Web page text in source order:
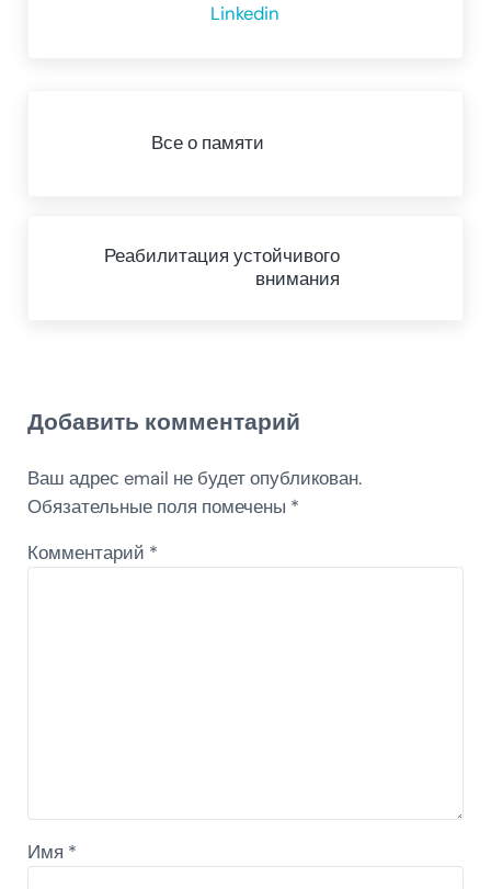
Linkedin
Все о памяти
Реабилитация устойчивого
внимания
Добавить комментарий
Ваш адрес email не будет опубликован.
Обязательные поля помечены *
Комментарий *
Имя *